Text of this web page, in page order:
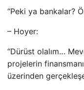
“Peki ya bankalar?
– Hoyer:
“Dürüst olalım…
projelerin
üzerinden